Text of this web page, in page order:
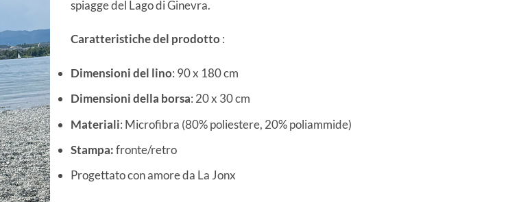
spiagge del Lago di Ginevra.
Caratteristiche del prodotto :
Dimensioni del lino: 90 x 180 cm
Dimensioni della borsa: 20 x 30 cm
Materiali: Microfibra (80% poliestere, 20% poliammide)
Stampa:fronte/retro
Progettato con amore da La Jonx